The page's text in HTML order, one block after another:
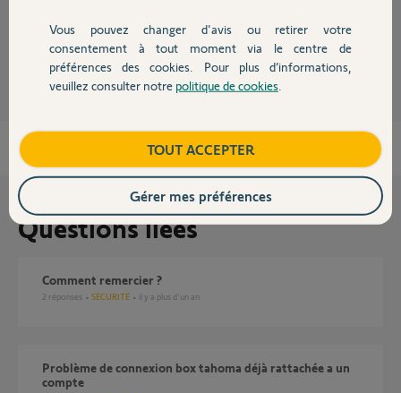
Devis avec un pro
Contact
Thomas M. il y a environ 12 ans
Questions liées
comment remercier ?
2 réponses SÉCURITÉ il y a plus d'un an
Problème de connexion box tahoma déjà rattachée a un
compte
Vous pouvez changer d'avis ou retirer votre
consentement à tout moment via le centre de
préférences des cookies. Pour plus d’informations,
veuillez consulter notre politique de cookies
TOUT ACCEPTER
Gérer mes préférences